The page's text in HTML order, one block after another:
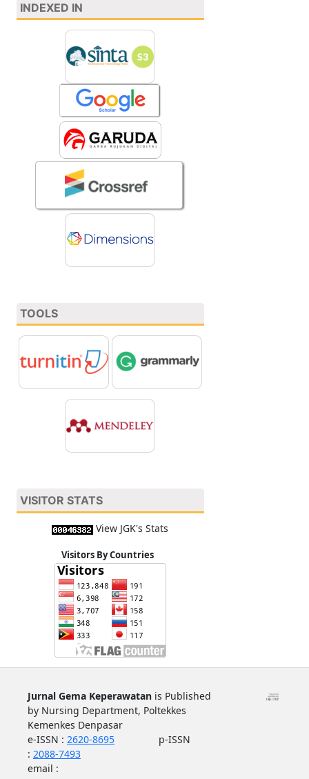
INDEXED IN
TOOLS
VISITOR STATS
View JGK's Stats
Visitors By Countries
Jurnal Gema Keperawatanis Published
by Nursing Department, Poltekkes
Kemenkes Denpasar
e-ISSN : 2620-8695p-ISSN
: 2088-7493
email :